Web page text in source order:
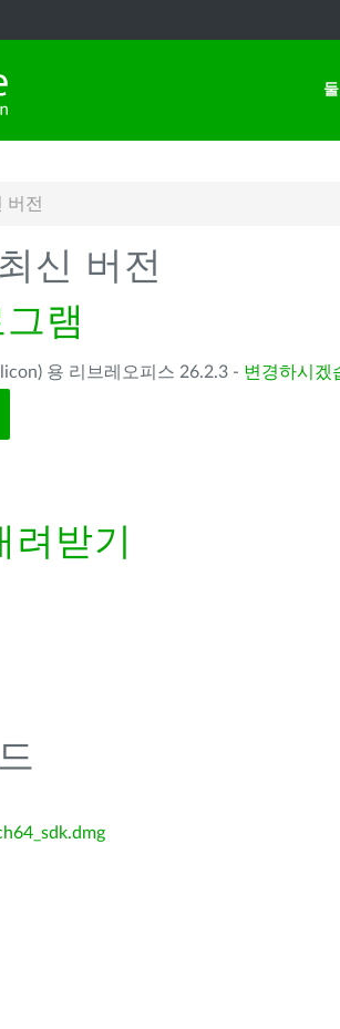
버전
신 버전
램
용 리브레오피스 26.2.3 - 변경하시겠
받기